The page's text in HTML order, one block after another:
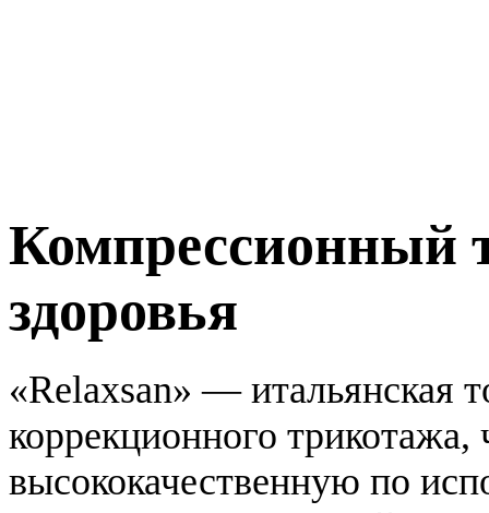
Компрессионный
здоровья
«Relaxsan» — итальянская
коррекционного трикотажа,
высококачественную по